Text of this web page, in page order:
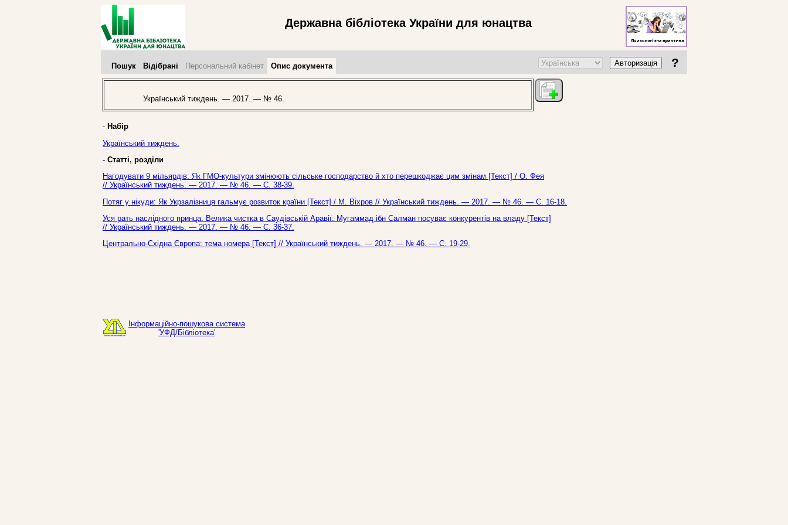
Державна бібліотека України для юнацтва
Пошук Відібрані Персональний кабінет Опис документа Авторизація ?
Український тиждень. — 2017. — № 46.
- Набір
Український тиждень.
- Статті, розділи
Нагодувати 9 мільярдів: Як ГМО-культури змінюють сільське господарство й хто перешкоджає цим змінам [Текст] / О. Фея
// Український тиждень. — 2017. — № 46. — С. 38-39.
Потяг у нікуди: Як Укрзалізниця гальмує розвиток країни [Текст] / М. Віхров // Український тиждень. — 2017. — № 46. — С. 16-18.
Уся рать наслідного принца. Велика чистка в Саудівській Аравії: Мугаммад ібн Салман посуває конкурентів на владу [Текст]
// Український тиждень. — 2017. — № 46. — С. 36-37.
Центрально-Східна Європа: тема номера [Текст] // Український тиждень. — 2017. — № 46. — С. 19-29.
Інформаційно-пошукова система
'УФД/Бібліотека'